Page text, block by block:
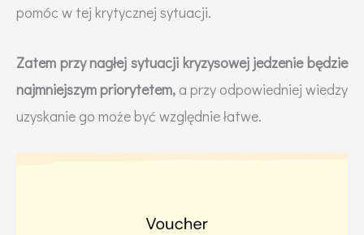
pomóc w tej krytycznej sytuacji.
Zatem przy nagłej sytuacji kryzysowej jedzenie będzie
najmniejszym priorytetem, a przy odpowiedniej wiedzy
uzyskanie go może być względnie łatwe.